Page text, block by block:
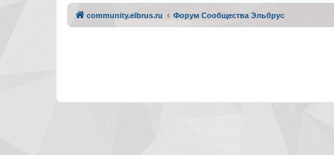
community.elbrus.ru Форум Сообщества Эльбрус